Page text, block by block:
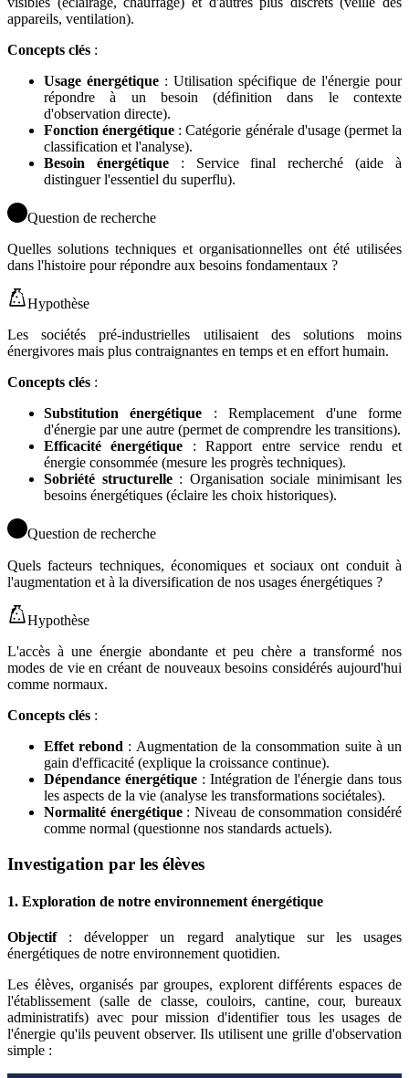
appareils, ventilation).
Concepts clés :
Usage énergétique : Utilisation spécifique de l'énergie pour
répondre à un besoin (définition dans le contexte
d'observation directe).
Fonction énergétique : Catégorie générale d'usage (permet la
classification et l'analyse).
Besoin énergétique: Service final recherché (aide à
distinguer l'essentiel du superflu).
Question de recherche
Quelles solutions techniques et organisationnelles ont été utilisées
dans l'histoire pour répondre aux besoins fondamentaux ?
Hypothèse
Les sociétés pré-industrielles utilisaient des solutions moins
énergivores mais plus contraignantes en temps et en effort humain.
Concepts clés :
Substitution énergétique : Remplacement d'une forme
d'énergie par une autre (permet de comprendre les transitions).
Efficacité énergétique : Rapport entre service rendu et
énergie consommée (mesure les progrès techniques).
Sobriété structurelle: Organisation sociale minimisant les
besoins énergétiques (éclaire les choix historiques).
Question de recherche
Quels facteurs techniques, économiques et sociaux ont conduit à
l'augmentation et à la diversification de nos usages énergétiques ?
Hypothèse
L'accès à une énergie abondante et peu chère a transformé nos
modes de vie en créant de nouveaux besoins considérés aujourd'hui
comme normaux.
Concepts clés :
Effet rebond : Augmentation de la consommation suite à un
gain d'efficacité (explique la croissance continue).
Dépendance énergétique: Intégration de l'énergie dans tous
les aspects de la vie (analyse les transformations sociétales).
Normalité énergétique: Niveau de consommation considéré
comme normal (questionne nos standards actuels).
Investigation par les élèves
1. Exploration de notre environnement énergétique
Objectif: développer un regard analytique sur les usages
énergétiques de notre environnement quotidien.
Les élèves, organisés par groupes, explorent différents espaces de
l'établissement (salle de classe, couloirs, cantine, cour, bureaux
administratifs) avec pour mission d'identifier tous les usages de
l'énergie qu'ils peuvent observer. Ils utilisent une grille d'observation
simple :